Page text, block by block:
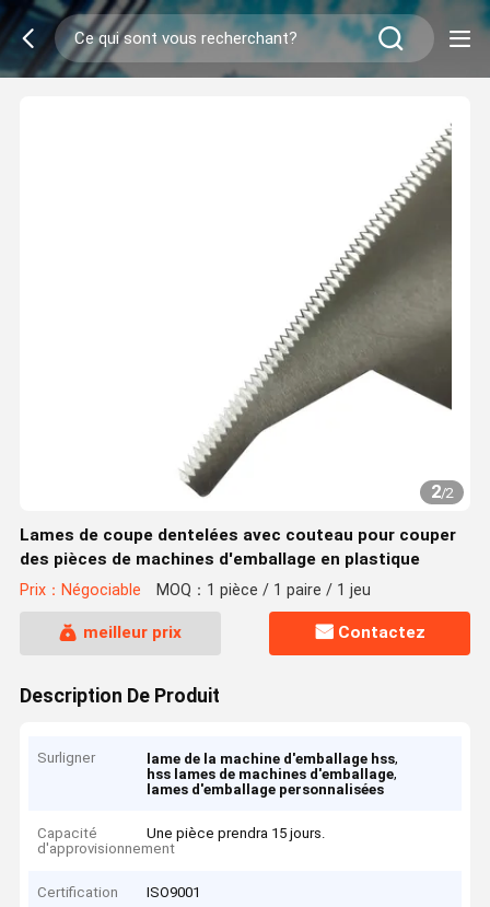
2/2
Lames de coupe dentelées avec couteau pour couper
des pièces de machines d'emballage en plastique
Prix：Négociable MOQ：1 pièce / 1 paire / 1 jeu
meilleur prix Contactez
Description De Produit
Surligner lame de la machine d'emballage hss,
hss lames de machines d'emballage,
lames d'emballage personnalisées
Capacité
d'approvisionnement
Une pièce prendra 15 jours.
Certification ISO9001